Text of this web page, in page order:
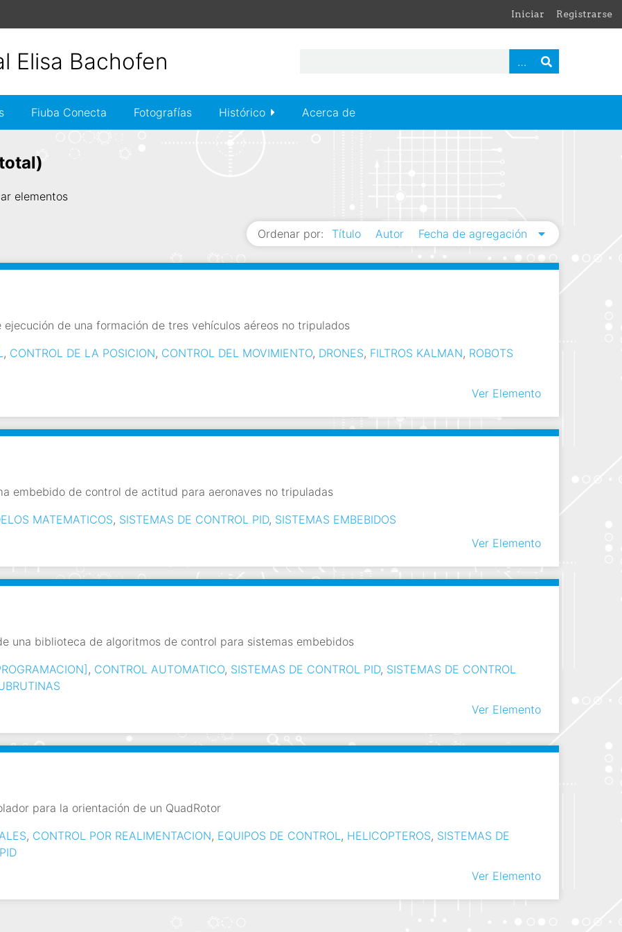
Iniciar Registrarse
Fiuba Conecta Fotografías Histórico Acerca de
elementos
Ordenar por: Título Autor Fecha de agregación
de una formación de tres vehículos aéreos no tripulados
, CONTROL DE LA POSICION, CONTROL DEL MOVIMIENTO, DRONES, FILTROS KALMAN, ROBOTS
Ver Elemento
embebido de control de actitud para aeronaves no tripuladas
MATEMATICOS, SISTEMAS DE CONTROL PID, SISTEMAS EMBEBIDOS
Ver Elemento
una biblioteca de algoritmos de control para sistemas embebidos
, CONTROL AUTOMATICO, SISTEMAS DE CONTROL PID, SISTEMAS DE CONTROL
Ver Elemento
para la orientación de un QuadRotor
, CONTROL POR REALIMENTACION, EQUIPOS DE CONTROL, HELICOPTEROS, SISTEMAS DE
Ver Elemento